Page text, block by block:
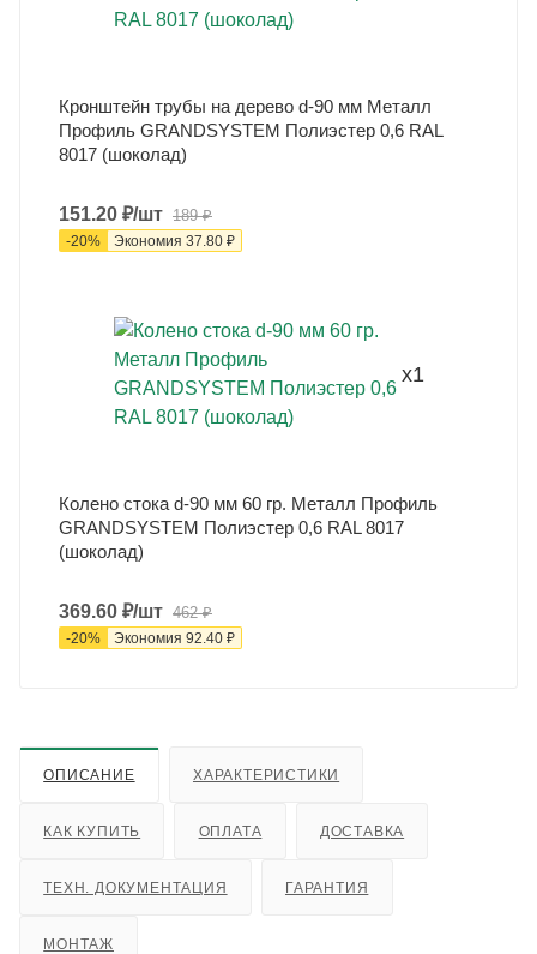
Кронштейн трубы на дерево d-90 мм Металл
Профиль GRANDSYSTEM Полиэстер 0,6 RAL
8017 (шоколад)
151.20 ₽/шт 189₽
-20% Экономия 37.80 ₽
x1
Колено стока d-90 мм 60 гр. Металл Профиль
GRANDSYSTEM Полиэстер 0,6 RAL 8017
(шоколад)
369.60 ₽/шт 462₽
-20% Экономия 92.40 ₽
ОПИСАНИЕ ХАРАКТЕРИСТИКИ
КАК КУПИТЬ ОПЛАТА ДОСТАВКА
ТЕХН. ДОКУМЕНТАЦИЯ ГАРАНТИЯ
МОНТАЖ